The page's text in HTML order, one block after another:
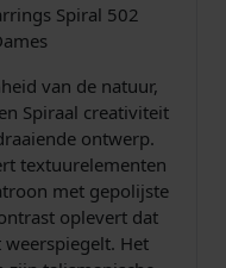
Spiral 502
van de natuur,
Spiraal creativiteit
ontwerp.
textuurelementen
met gepolijste
oplevert dat
Het